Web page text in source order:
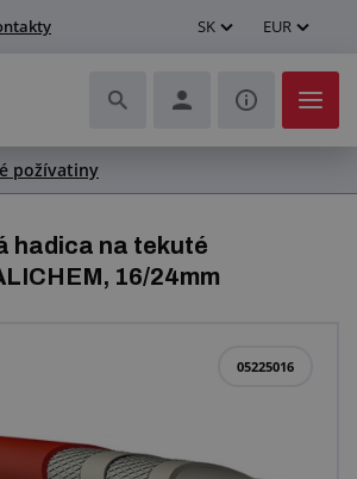
SK EUR
požívatiny
hadica na tekuté
16/24mm
05225016